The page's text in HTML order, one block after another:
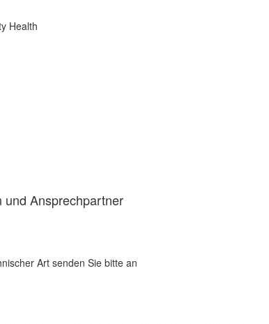
Health
und Ansprechpartner
Art senden Sie bitte an